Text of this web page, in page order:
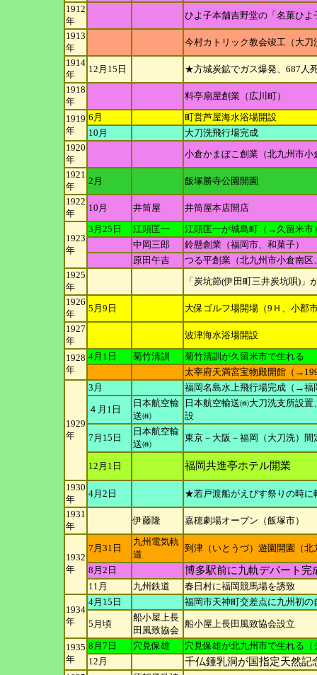
1912
年
ひよ子本舗吉野堂の「名菓ひよ
1913
年
今村カトリック教会竣工（大刀
1914
年
12月15日
★方城炭鉱でガス爆発、687人
1918
年
料亭扇屋創業（広川町）
1919
年
6月
町営芦屋海水浴場開設
10月
大刀洗飛行場完成
1920
年
小倉かまぼこ創業（北九州市小
1921
年
2月
飯塚勝寺公園開園
1922
年
10月 井筒屋 井筒屋本店開店
1923
年
3月25日 江頭匡一
江頭匡一が城島町（→久留米市
中岡三郎
鈴懸創業（福岡市、和菓子）
原田午吉
つる平創業（北九州市小倉南区
1925
年
「炭坑節(伊田町三井炭坑唄)」
1926
年
5月9日
大保ゴルフ場開場（9Ｈ、小郡
1927
年
波津海水浴場開設
1928
年
4月1日 菊竹清訓
菊竹清訓が久留米市で生れる
太宰府天満宮宝物殿開館（
1929
年
3月 福岡名島水上飛行場完成（→福
４月1日
日本航空輸
送㈱
日本航空輸送㈱大刀洗支所設
設
7月15日
日本航空輸
送㈱
東京－大阪－福岡（大刀洗）間
12月1日 福岡共進亭ホテル開業
1930
年
4月2日
★若戸渡船がえびす祭りの時に
1931
年
伊藤隆 嘉穂劇場オープン（飯塚市）
1932
年
7月31日
九州電気軌
道
到津（いとうづ）遊園開園（北
8月2日 博多駅前に九軌デパート完
11月 九州鉄道 春日村に福岡競馬場を誘致
1934
年
4月15日 福岡市天神町交差点に九州初の
5月頃
船小屋上長
田風致協会
船小屋上長田風致協会設立
1935
年
8月7日 穴見保雄
穴見保雄が北九州市で生れる
12月
千仏鍾乳洞が国指定天然記